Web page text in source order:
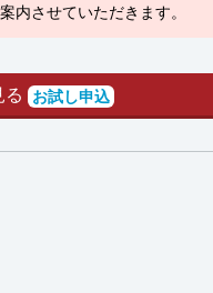
内させていただきます。
る お試し申込